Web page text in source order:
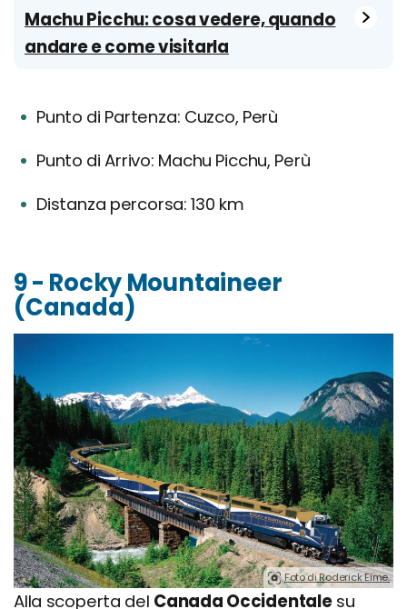
Machu Picchu: cosa vedere, quando
andare e come visitarla
Punto di Partenza: Cuzco, Perù
Punto di Arrivo: Machu Picchu, Perù
Distanza percorsa: 130 km
9 - Rocky Mountaineer
(Canada)
Foto di Roderick Eime.
Alla scoperta del Canada Occidentalesu